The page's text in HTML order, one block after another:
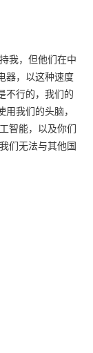
我，但他们在中
器，以这种速度
不行的，我们的
我们的头脑，
智能，以及你们
们无法与其他国